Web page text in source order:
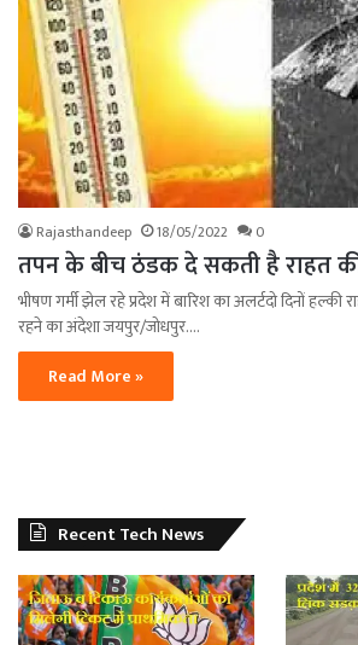
Rajasthandeep 18/05/2022 0
तपन के बीच ठंडक दे सकती है राहत
भीषण गर्मी झेल रहे प्रदेश में बारिश का अलर्टदो दिनों हल्की
रहने का अंदेशा जयपुर/जोधपुर.…
Read More »
Recent Tech News